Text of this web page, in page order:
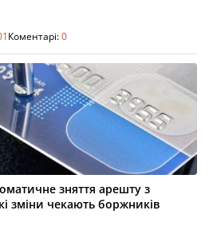
Коментарі:0
зняття арешту з
зміни чекають боржників